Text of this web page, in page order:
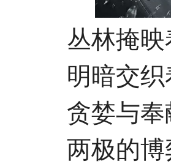
丛林掩映
明暗交织
贪婪与奉
两极的博